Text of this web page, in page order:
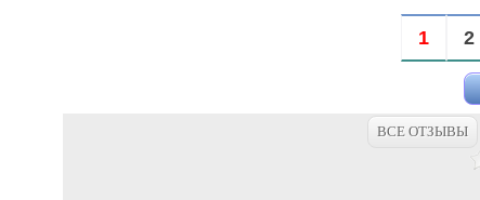
1 2
ВСЕ ОТЗЫВЫ